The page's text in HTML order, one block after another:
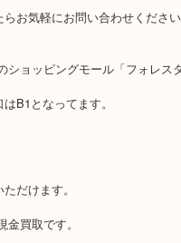
ただけると助かりますが直接
心してご来店ください！
関しては買取出来ない物もご
のショッピングモール「フ
はB1となってます。